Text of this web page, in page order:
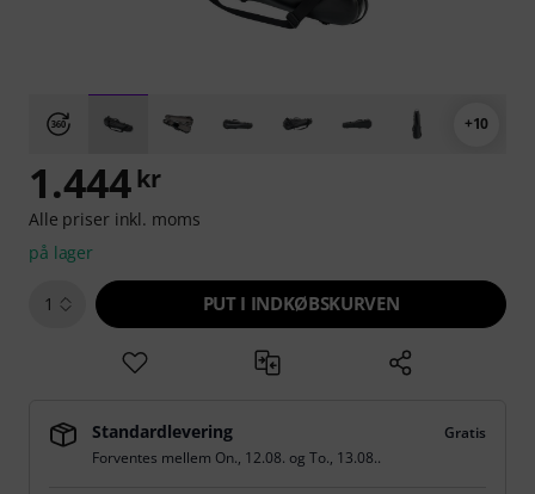
+10
1.444 kr
Alle priser inkl. moms
på lager
1 PUT I INDKØBSKURVEN
Standardlevering
Gratis
Forventes mellem On., 12.08. og To., 13.08..